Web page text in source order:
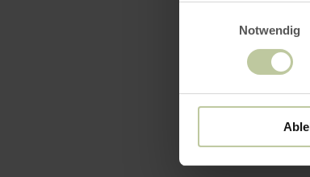
Notwendig